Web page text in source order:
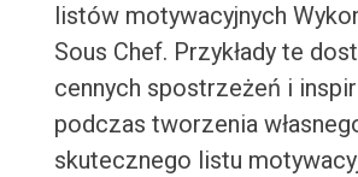
listów motywacyjnych
Sous Chef. Przykłady te
cennych spostrzeżeń i
podczas tworzenia
skutecznego listu